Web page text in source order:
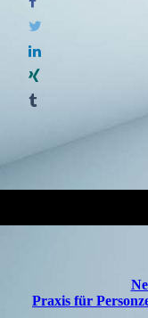
Praxis für